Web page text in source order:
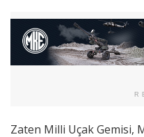
Zaten Milli Uçak Gemisi,